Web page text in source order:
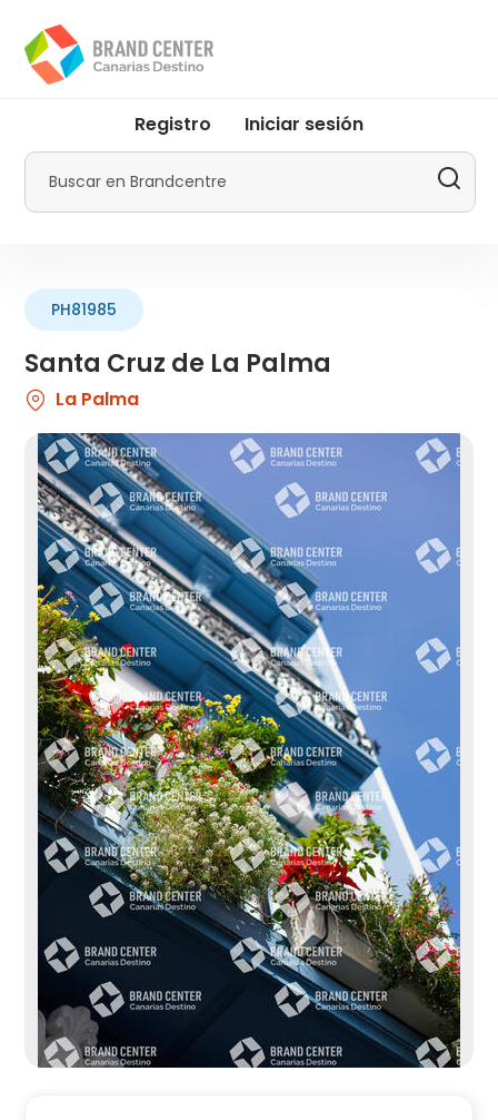
contenido
principal
menu
Promotur
Registro Iniciar sesión
Buscar
Santa Cruz de La Palma
PH81985
La Palma